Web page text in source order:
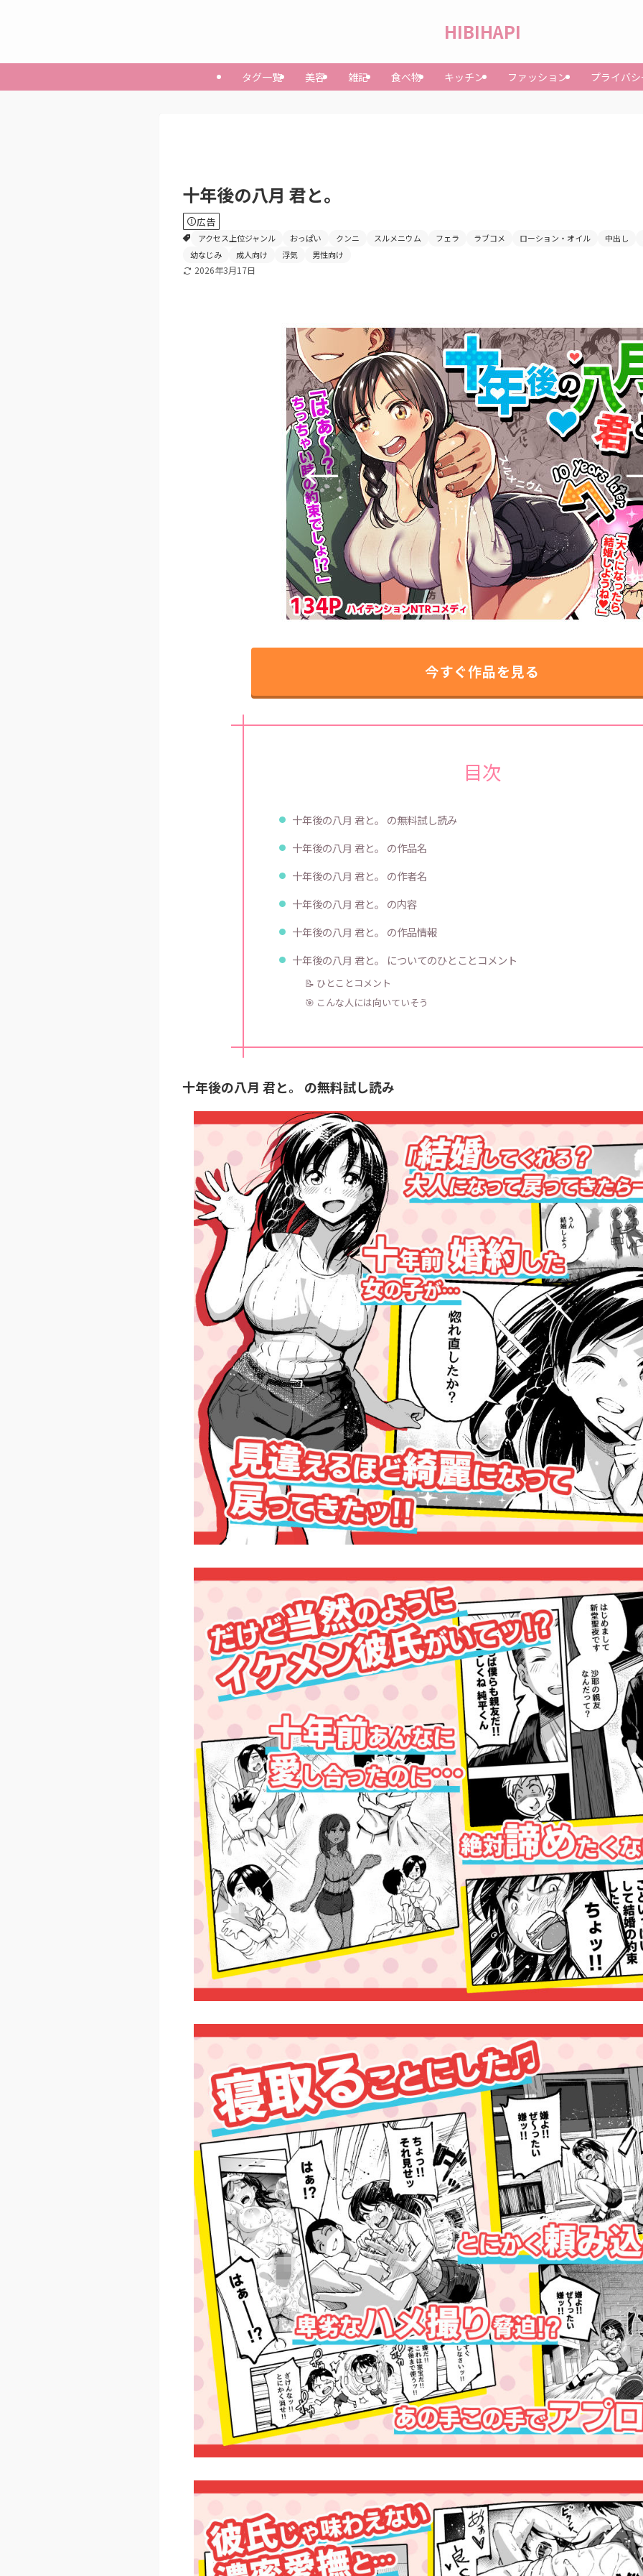
HIBIHAPI
タグ一覧 美容 雑記 食べ物 キッチン ファッション プライバ
十年後の八月 君と。
広告
アクセス上位ジャンル おっぱい クンニ スルメニウム フェラ ラブコメ ローション・オイル 中出し
幼なじみ
成人向け 浮気 男性向け
2026年3月17日
今すぐ作品を見る
目次
十年後の八月 君と。 の無料試し読み
十年後の八月 君と。 の作品名
十年後の八月 君と。 の作者名
十年後の八月 君と。 の内容
十年後の八月 君と。 の作品情報
十年後の八月 君と。 についてのひとことコメント
📝 ひとことコメント
🎯 こんな人には向いていそう
十年後の八月 君と。 の無料試し読み